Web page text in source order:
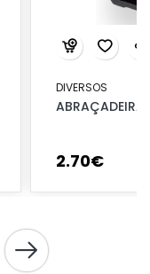
DIVERSOS
ABRAÇADEIRA
2.70€